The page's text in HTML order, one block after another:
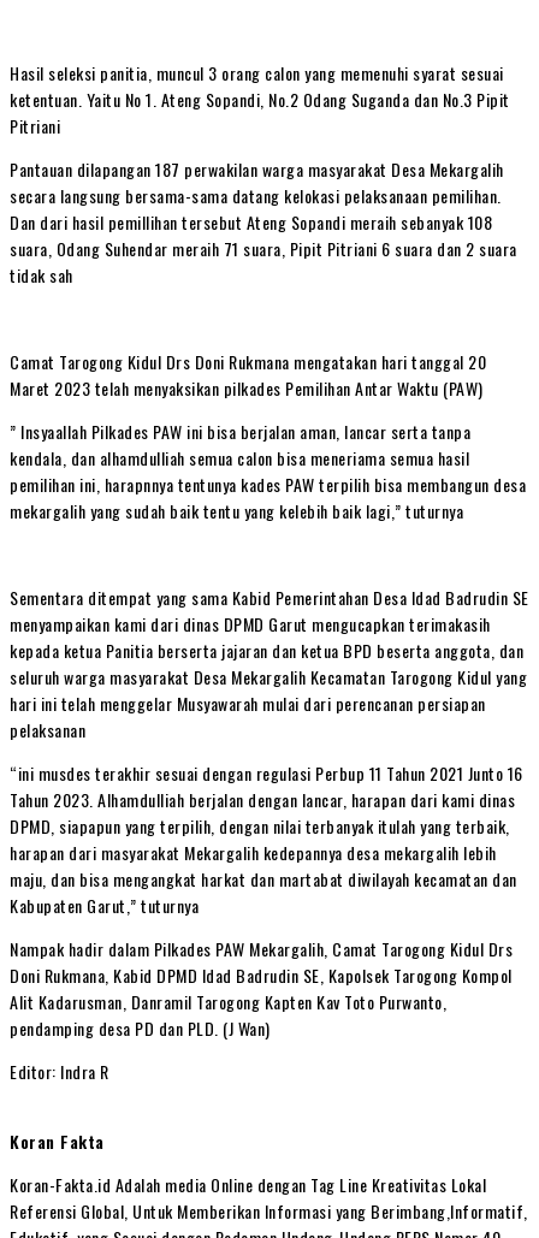
Hasil seleksi panitia, muncul 3 orang calon yang memenuhi syarat sesuai
ketentuan. Yaitu No 1. Ateng Sopandi, No.2 Odang Suganda dan No.3 Pipit
Pitriani
Pantauan dilapangan 187 perwakilan warga masyarakat Desa Mekargalih
secara langsung bersama-sama datang kelokasi pelaksanaan pemilihan.
Dan dari hasil pemillihan tersebut Ateng Sopandi meraih sebanyak 108
suara, Odang Suhendar meraih 71 suara, Pipit Pitriani 6 suara dan 2 suara
tidak sah
Camat Tarogong Kidul Drs Doni Rukmana mengatakan hari tanggal 20
Maret 2023 telah menyaksikan pilkades Pemilihan Antar Waktu (PAW)
” Insyaallah Pilkades PAW ini bisa berjalan aman, lancar serta tanpa
kendala, dan alhamdulliah semua calon bisa meneriama semua hasil
pemilihan ini, harapnnya tentunya kades PAW terpilih bisa membangun desa
mekargalih yang sudah baik tentu yang kelebih baik lagi,” tuturnya
Sementara ditempat yang sama Kabid Pemerintahan Desa Idad Badrudin SE
menyampaikan kami dari dinas DPMD Garut mengucapkan terimakasih
kepada ketua Panitia berserta jajaran dan ketua BPD beserta anggota, dan
seluruh warga masyarakat Desa Mekargalih Kecamatan Tarogong Kidul yang
hari ini telah menggelar Musyawarah mulai dari perencanan persiapan
pelaksanan
“ini musdes terakhir sesuai dengan regulasi Perbup 11 Tahun 2021 Junto 16
Tahun 2023. Alhamdulliah berjalan dengan lancar, harapan dari kami dinas
DPMD, siapapun yang terpilih, dengan nilai terbanyak itulah yang terbaik,
harapan dari masyarakat Mekargalih kedepannya desa mekargalih lebih
maju, dan bisa mengangkat harkat dan martabat diwilayah kecamatan dan
Kabupaten Garut,” tuturnya
Nampak hadir dalam Pilkades PAW Mekargalih, Camat Tarogong Kidul Drs
Doni Rukmana, Kabid DPMD Idad Badrudin SE, Kapolsek Tarogong Kompol
Alit Kadarusman, Danramil Tarogong Kapten Kav Toto Purwanto,
pendamping desa PD dan PLD. (J Wan)
Editor: Indra R
Koran Fakta
Koran-Fakta.id Adalah media Online dengan Tag Line Kreativitas Lokal
Referensi Global, Untuk Memberikan Informasi yang Berimbang,Informatif,